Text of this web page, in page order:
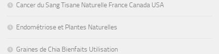
Cancer du Sang Tisane Naturelle France Canada USA
Endométriose et Plantes Naturelles
Graines de Chia Bienfaits Utilisation